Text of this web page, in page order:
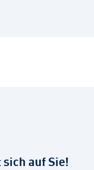
auf Sie!